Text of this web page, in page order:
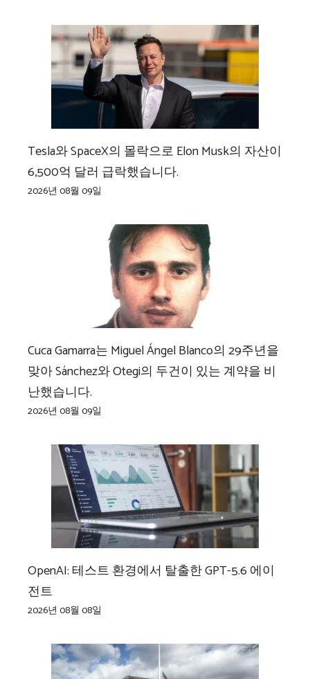
Tesla와 SpaceX의 몰락으로 Elon Musk의 자산이
6,500억 달러 급락했습니다.
2026년 08월 09일
Cuca Gamarra는 Miguel Ángel Blanco의 29주년을
맞아 Sánchez와 Otegi의 두건이 있는 계약을 비
난했습니다.
2026년 08월 09일
OpenAI: 테스트 환경에서 탈출한 GPT-5.6 에이
전트
2026년 08월 08일